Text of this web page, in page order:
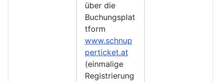
über die
Buchungsplat
tform
www.schnup
perticket.at
(einmalige
Registrierung